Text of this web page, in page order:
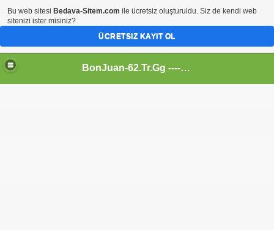
BonJuan-62.Tr.Gg ---- Alemin En Kral Sitesi
Bu web sitesi Bedava-Sitem.com ile ücretsiz oluşturuldu. Siz de kendi web
sitenizi ister misiniz?
ÜCRETSIZ KAYIT OL